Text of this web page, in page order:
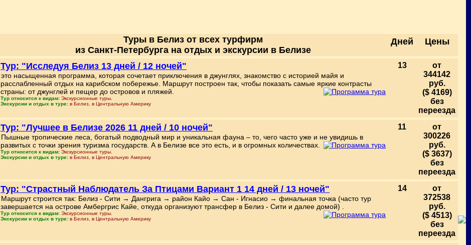
Туры в Белиз от всех турфирм
из Санкт-Петербурга на отдых и экскурсии в Белизе
Дней Цены
Тур: "Исследуя Белиз 13 дней / 12 ночей"
это насыщенная программа, которая сочетает приключения в джунглях, знакомство с историей майя и
расслабленный отдых на карибском побережье. Маршрут построен так, чтобы показать самые яркие контрасты
страны: от джунглей и пещер до островов и пляжей.
Тур относится к видам: Экскурсионные туры.
Экскурсии и отдых в туре: в Белиз, в Центральную Америку
13
от
344142
руб.
($ 4169)
без
переезда
Тур: "Лучшее в Белизе 2026 11 дней / 10 ночей"
Пышные тропические леса, богатый подводный мир и уникальная фауна – то, чего часто уже и не увидишь в
развитых с точки зрения туризма государств. А в Белизе все это есть, и в огромных количествах.
Тур относится к видам: Экскурсионные туры.
Экскурсии и отдых в туре: в Белиз, в Центральную Америку
11
от
300226
руб.
($ 3637)
без
переезда
Тур: "Страстный Наблюдатель За Птицами Вариант 1 14 дней / 13 ночей"
Маршрут строится так: Белиз - Сити → Дангрига → район Кайо → Сан - Игнасио → финальная точка (часто тур
завершается на острове Амбергрис Кайе, откуда организуют трансфер в Белиз - Сити и далее домой) .
Тур относится к видам: Экскурсионные туры.
Экскурсии и отдых в туре: в Белиз, в Центральную Америку
14
от
372538
руб.
($ 4513)
без
переезда